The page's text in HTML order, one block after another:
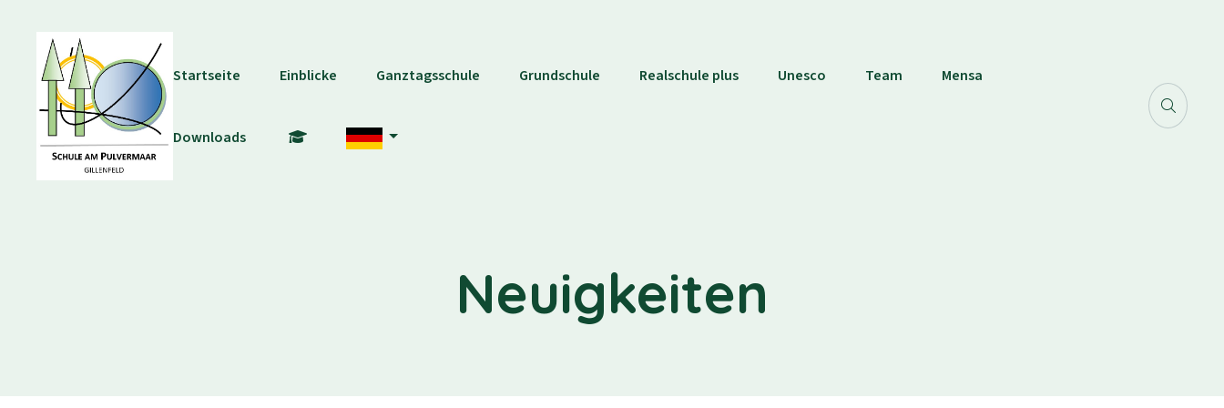
Startseite Einblicke Ganztagsschule Grundschule Realschule plus Unesco Team Mensa
Downloads
Neuigkeiten